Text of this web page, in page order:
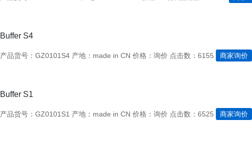
Buffer S4
产品货号：GZ0101S4 产地：made in CN 价格：询价 点击数：6155 商家询价
Buffer S1
产品货号：GZ0101S1 产地：made in CN 价格：询价 点击数：6525 商家询价